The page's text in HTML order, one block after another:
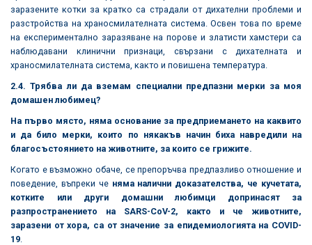
заразените котки за кратко са страдали от дихателни проблеми и
разстройства на храносмилателната система. Освен това по време
на експериментално заразяване на порове и златисти хамстери са
наблюдавани клинични признаци, свързани с дихателната и
храносмилателната система, както и повишена температура.
2.4. Трябва ли да вземам специални предпазни мерки за моя
домашен любимец?
На първо място, няма основание за предприемането на каквито
и да било мерки, които по някакъв начин биха навредили на
благосъстоянието на животните, за които се грижите.
Когато е възможно обаче, се препоръчва предпазливо отношение и
поведение, въпреки че няма налични доказателства, че кучетата,
котките или други домашни любимци допринасят за
разпространението на SARS-CoV-2, както и че животните,
заразени от хора, са от значение за епидемиологията на COVID-
19